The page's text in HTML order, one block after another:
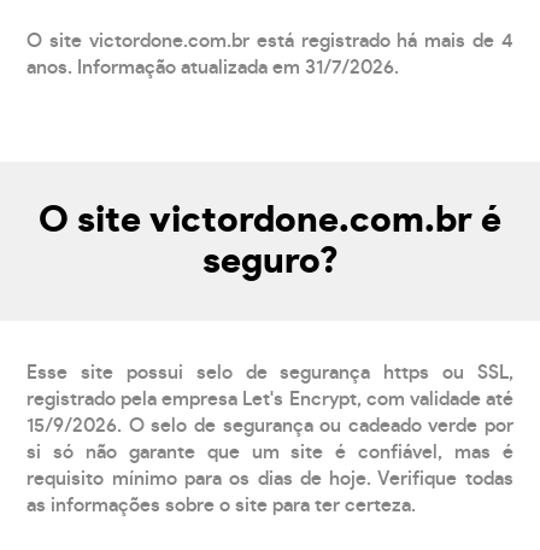
O site victordone.com.br está registrado há mais de 4
anos. Informação atualizada em 31/7/2026.
O site victordone.com.br é
seguro?
Esse site possui selo de segurança https ou SSL,
registrado pela empresa Let's Encrypt, com validade até
15/9/2026. O selo de segurança ou cadeado verde por
si só não garante que um site é confiável, mas é
requisito mínimo para os dias de hoje. Verifique todas
as informações sobre o site para ter certeza.